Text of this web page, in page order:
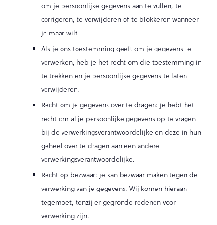
om je persoonlijke gegevens aan te vullen, te
corrigeren, te verwijderen of te blokkeren wanneer
je maar wilt.
Als je ons toestemming geeft om je gegevens te
verwerken, heb je het recht om die toestemming in
te trekken en je persoonlijke gegevens te laten
verwijderen.
Recht om je gegevens over te dragen: je hebt het
recht om al je persoonlijke gegevens op te vragen
bij de verwerkingsverantwoordelijke en deze in hun
geheel over te dragen aan een andere
verwerkingsverantwoordelijke.
Recht op bezwaar: je kan bezwaar maken tegen de
verwerking van je gegevens. Wij komen hieraan
tegemoet, tenzij er gegronde redenen voor
verwerking zijn.